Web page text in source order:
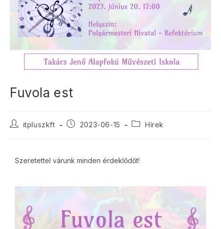
Fuvola est
itpluszkft 2023-06-15 Hírek
Szeretettel várunk minden érdeklődőt!